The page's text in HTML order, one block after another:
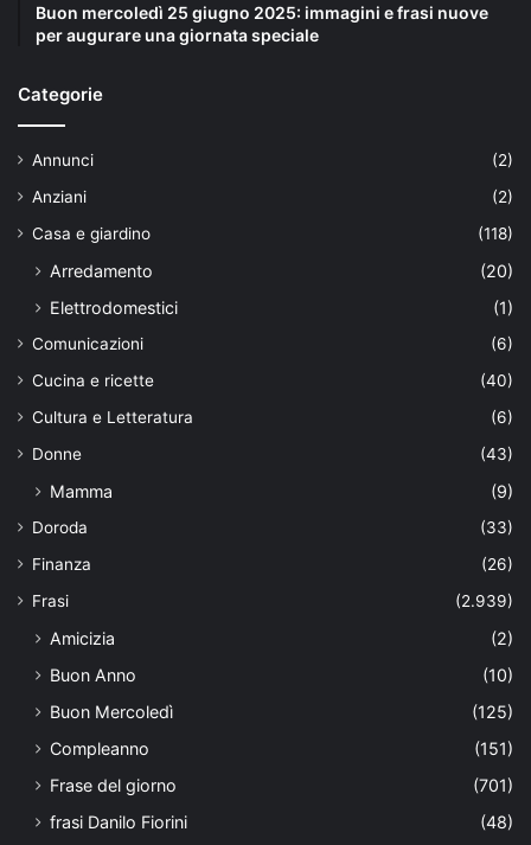
Buon mercoledì 25 giugno 2025: immagini e frasi nuove
per augurare una giornata speciale
Categorie
Annunci
(2)
Anziani
(2)
Casa e giardino
(118)
Arredamento
(20)
Elettrodomestici
(1)
Comunicazioni
(6)
Cucina e ricette
(40)
Cultura e Letteratura
(6)
Donne
(43)
Mamma (9)
Doroda
(33)
Finanza
(26)
Frasi
(2.939)
Amicizia
(2)
Buon Anno
(10)
Buon Mercoledì
(125)
Compleanno
(151)
Frase del giorno
(701)
frasi Danilo Fiorini
(48)